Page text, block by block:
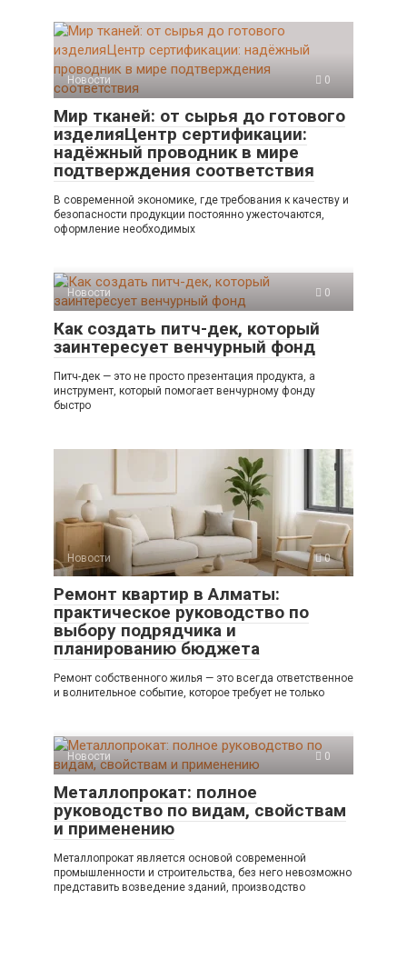
Новости 0
Мир тканей: от сырья до готового
изделияЦентр сертификации:
надёжный проводник в мире
подтверждения соответствия
В современной экономике, где требования к качеству и
безопасности продукции постоянно ужесточаются,
оформление необходимых
Новости 0
Как создать питч-дек, который
заинтересует венчурный фонд
Питч-дек — это не просто презентация продукта, а
инструмент, который помогает венчурному фонду
быстро
Новости 0
Ремонт квартир в Алматы:
практическое руководство по
выбору подрядчика и
планированию бюджета
Ремонт собственного жилья — это всегда ответственное
и волнительное событие, которое требует не только
Новости 0
Металлопрокат: полное
руководство по видам, свойствам
и применению
Металлопрокат является основой современной
промышленности и строительства, без него невозможно
представить возведение зданий, производство